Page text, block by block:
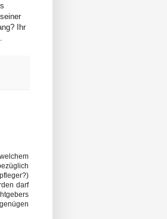
Ihr
darf